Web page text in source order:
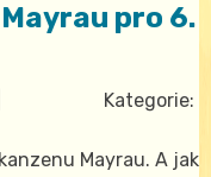
pro 6.
Mayrau. A jak